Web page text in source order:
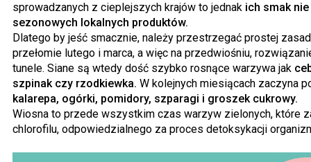
sprowadzanych z cieplejszych krajów to jednak ich smak
sezonowych lokalnych produktów.
Dlatego by jeść smacznie, należy przestrzegać prostej
przełomie lutego i marca, a więc na przedwiośniu,
tunele. Siane są wtedy dość szybko rosnące warzywa jak
szpinak czy rzodkiewka. W kolejnych miesiącach zaczyna
kalarepa, ogórki, pomidory, szparagi i groszek cukrowy.
Wiosna to przede wszystkim czas warzyw zielonych, które
chlorofilu, odpowiedzialnego za proces detoksykacji